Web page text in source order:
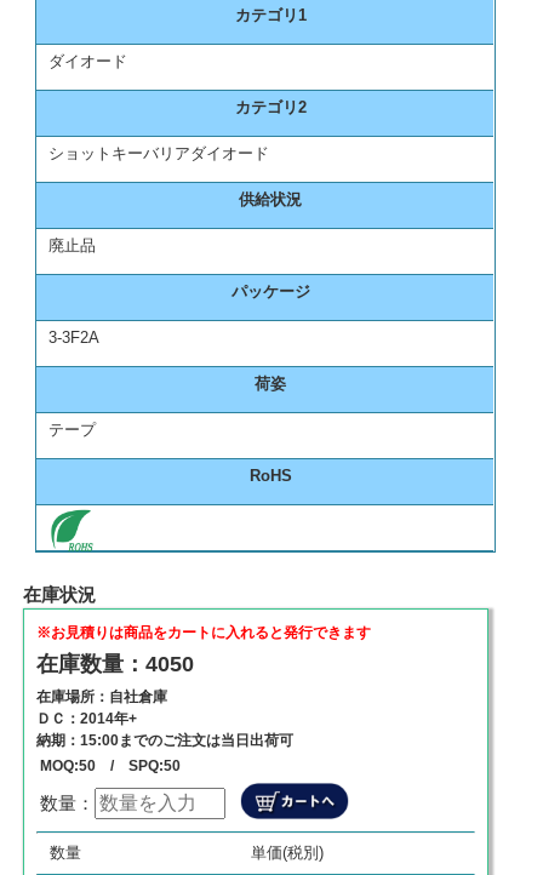
カテゴリ1
ダイオード
カテゴリ2
ショットキーバリアダイオード
供給状況
廃止品
パッケージ
3-3F2A
荷姿
テープ
RoHS
在庫状況
※お見積りは商品をカートに入れると発行できます
在庫数量：4050
在庫場所：自社倉庫
ＤＣ：2014年+
納期：15:00までのご注文は当日出荷可
MOQ:50 / SPQ:50
数量：
数量 単価 商品代金
0
数量 単価(税別)